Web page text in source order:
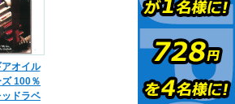
オイル
100％
ドラベ